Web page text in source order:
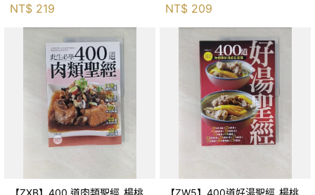
NT$ 219 NT$ 209
【ZXB】400 道肉類聖經_楊桃
【ZW5】400道好湯聖經_楊桃